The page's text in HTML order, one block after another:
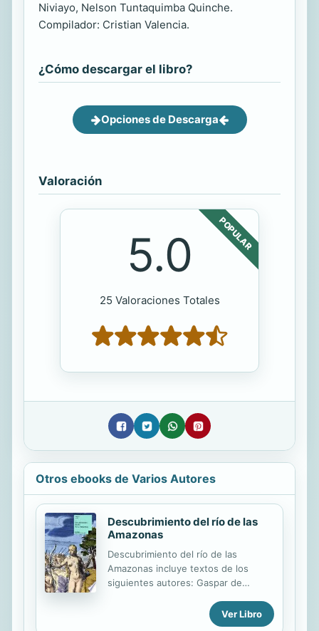
Niviayo, Nelson Tuntaquimba Quinche.
Compilador: Cristian Valencia.
¿Cómo descargar el libro?
Opciones de Descarga
Valoración
POPULAR
5.0
25 Valoraciones Totales
Otros ebooks de Varios Autores
Descubrimiento del río de las
Amazonas
Descubrimiento del río de las
Amazonas incluye textos de los
siguientes autores: Gaspar de
Martín de Saavedra Galindo y Alonso
Ver Libro